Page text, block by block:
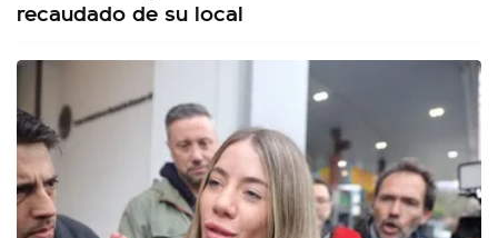
recaudado de su local